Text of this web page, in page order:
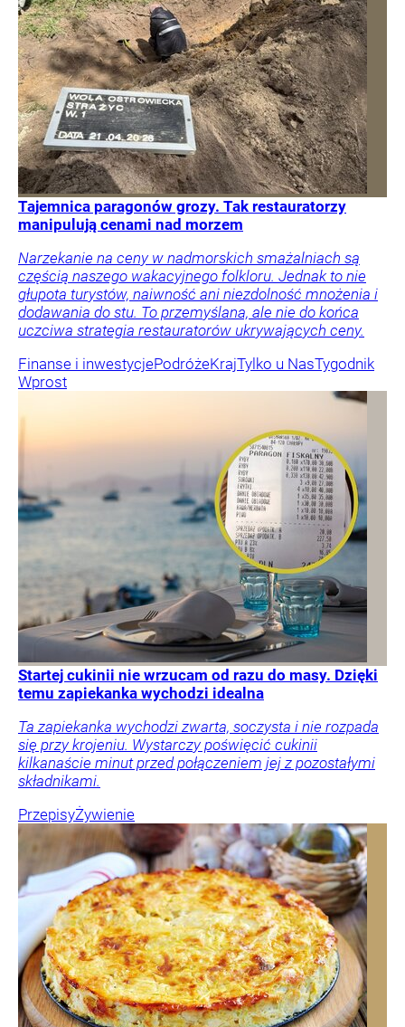
Tajemnica paragonów grozy. Tak restauratorzy
manipulują cenami nad morzem
Narzekanie na ceny w nadmorskich smażalniach są
częścią naszego wakacyjnego folkloru. Jednak to nie
głupota turystów, naiwność ani niezdolność mnożenia i
dodawania do stu. To przemyślana, ale nie do końca
uczciwa strategia restauratorów ukrywających ceny.
Finanse i inwestycjePodróżeKrajTylko u NasTygodnik
Wprost
Startej cukinii nie wrzucam od razu do masy. Dzięki
temu zapiekanka wychodzi idealna
Ta zapiekanka wychodzi zwarta, soczysta i nie rozpada
się przy krojeniu. Wystarczy poświęcić cukinii
kilkanaście minut przed połączeniem jej z pozostałymi
składnikami.
PrzepisyŻywienie